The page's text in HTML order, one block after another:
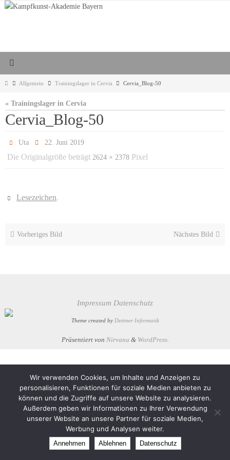
Zum
StartAllgemein Trainingslager in Cervia Cervia_Blog-50
« Trainingslager in Cervia
Cervia_Blog-50
Uta 22. Juni 2019
Die Originalgröße beträgt 2624 × 2378 Pixel
Lesezeichen.
Vorheriges Bild Nächstes Bild
Impressum Datenschutz
Theme created by Dettmer Informatik
Präsentiert von Nirvana & WordPress.
Wir verwenden Cookies, um Inhalte und Anzeigen zu
personalisieren, Funktionen für soziale Medien anbieten zu
können und die Zugriffe auf unsere Website zu analysieren.
Außerdem geben wir Informationen zu Ihrer Verwendung
unserer Website an unsere Partner für soziale Medien,
Werbung und Analysen weiter.
Annehmen Ablehnen Datenschutz